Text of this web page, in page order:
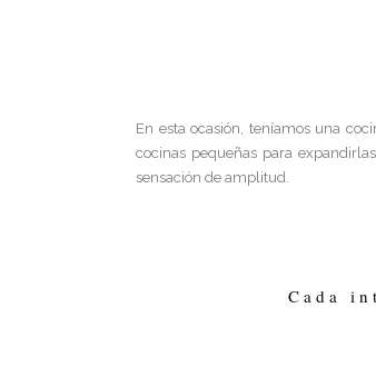
En esta ocasión, teníamos una
cocinas pequeñas para
sensación de amplitud.
Cada